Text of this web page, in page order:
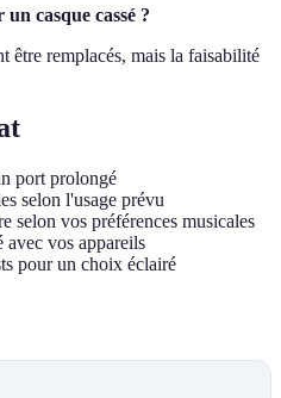
casque cassé ?
être remplacés, mais la faisabilité
port prolongé
selon l'usage prévu
selon vos préférences musicales
vos appareils
pour un choix éclairé